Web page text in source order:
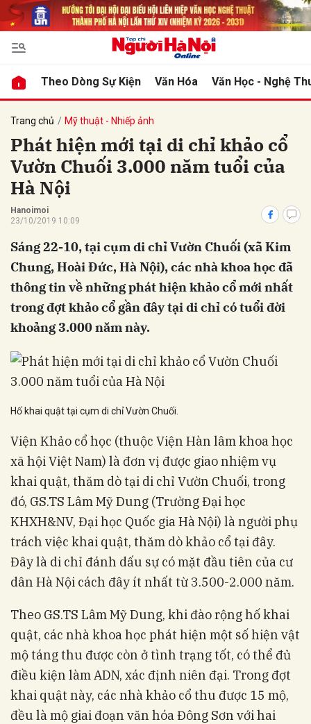
Theo Dòng Sự Kiện Văn Hóa Văn Học - Nghệ
Trang chủ Mỹ thuật - Nhiếp ảnh
Phát hiện mới tại di chỉ khảo cổ
Vườn Chuối 3.000 năm tuổi của
Hà Nội
Hanoimoi
23/10/2019 10:09
Sáng 22-10, tại cụm di chỉ Vườn Chuối (xã Kim
Chung, Hoài Đức, Hà Nội), các nhà khoa học đã
thông tin về những phát hiện khảo cổ mới nhất
trong đợt khảo cổ gần đây tại di chỉ có tuổi đời
khoảng 3.000 năm này.
Hố khai quật tại cụm di chỉ Vườn Chuối.
Viện Khảo cổ học (thuộc Viện Hàn lâm khoa học
xã hội Việt Nam) là đơn vị được giao nhiệm vụ
khai quật, thăm dò tại di chỉ Vườn Chuối, trong
đó, GS.TS Lâm Mỹ Dung (Trường Đại học
KHXH&NV, Đại học Quốc gia Hà Nội) là người phụ
trách việc khai quật, thăm dò khảo cổ tại đây.
Đây là di chỉ đánh dấu sự có mặt đầu tiên của cư
dân Hà Nội cách đây ít nhất từ 3.500-2.000 năm.
Theo GS.TS Lâm Mỹ Dung, khi đào rộng hố khai
quật, các nhà khoa học phát hiện một số hiện vật
mộ táng thu được còn ở tình trạng tốt, có thể đủ
điều kiện làm ADN, xác định niên đại. Trong đợt
khai quật này, các nhà khảo cổ thu được 15 mộ,
đều là mộ giai đoạn văn hóa Đông Sơn với hai
luận